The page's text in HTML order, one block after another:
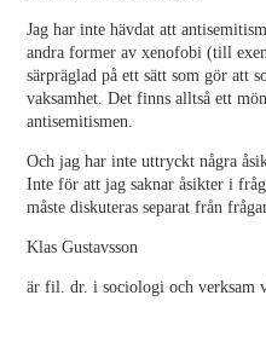
Jag har inte hävdat att
andra former av xenofobi (till
särpräglad på ett sätt som gör att
vaksamhet. Det finns alltså ett
antisemitismen.
Och jag har inte uttryckt några
Inte för att jag saknar åsikter i
måste diskuteras separat från
Klas Gustavsson
är fil. dr. i sociologi och verksam